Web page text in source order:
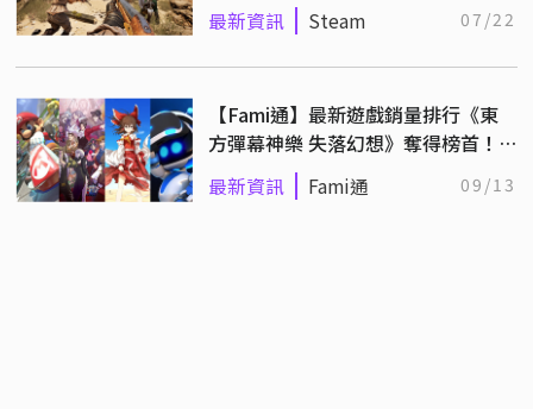
最新資訊 Steam 07/22
【Fami通】最新遊戲銷量排行《東
方彈幕神樂 失落幻想》奪得榜首！
（9/2~9/8）
最新資訊 Fami通 09/13